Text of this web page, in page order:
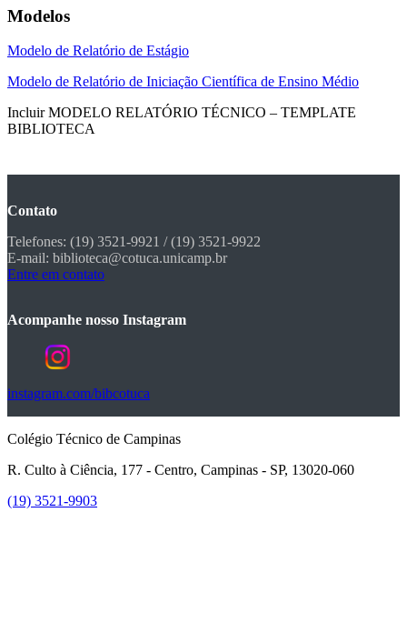
Modelos
Modelo de Relatório de Estágio
Modelo de Relatório de Iniciação Científica de Ensino Médio
Incluir MODELO RELATÓRIO TÉCNICO – TEMPLATE
BIBLIOTECA
Contato
Telefones: (19) 3521-9921 / (19) 3521-9922
E-mail: biblioteca@cotuca.unicamp.br
Entre em contato
Acompanhe nosso Instagram
instagram.com/bibcotuca
Colégio Técnico de Campinas
R. Culto à Ciência, 177 - Centro, Campinas - SP, 13020-060
(19) 3521-9903